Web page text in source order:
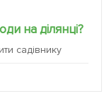
на ділянці?
садівнику